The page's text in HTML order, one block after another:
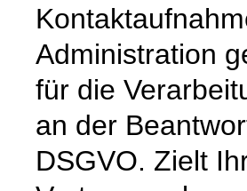
Administration
für die
an der
DSGVO. Zielt